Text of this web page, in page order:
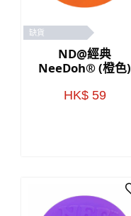
缺貨
ND@經典
NeeDoh® (橙色)
HK$ 59